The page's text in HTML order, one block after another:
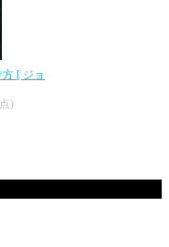
[ ジョ
)